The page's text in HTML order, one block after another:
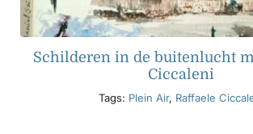
Schilderen in de buitenlucht
Ciccaleni
Tags: Plein Air, Raffaele